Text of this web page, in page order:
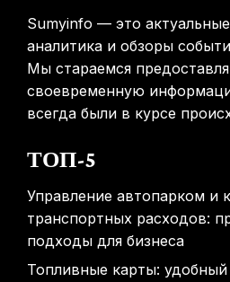
Sumyinfo — это
аналитика и обзоры
Мы стараемся
своевременную
всегда были в курсе
ТОП-5
Управление автопарком и
транспортных расходов:
подходы для бизнеса
Топливные карты: